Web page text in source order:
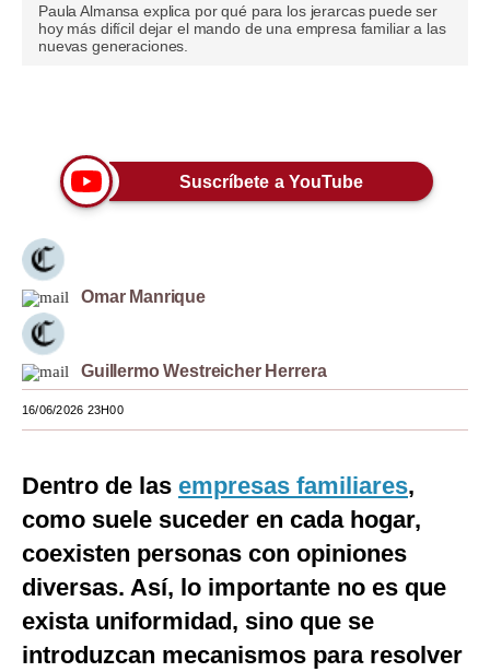
Lujo
Viajes
Mundo
México
España
Internacional
Tecnología
Mix
Notas Contratadas
Podcast
Gestión TV
Paula Almansa explica por qué para los jerarcas puede ser
hoy más difícil dejar el mando de una empresa familiar a las
nuevas generaciones.
Suscríbete a YouTube
Omar Manrique
Guillermo Westreicher Herrera
16/06/2026 23H00
Dentro de las empresas familiares,
como suele suceder en cada hogar,
coexisten personas con opiniones
diversas. Así, lo importante no es que
exista uniformidad, sino que se
introduzcan mecanismos para resolver